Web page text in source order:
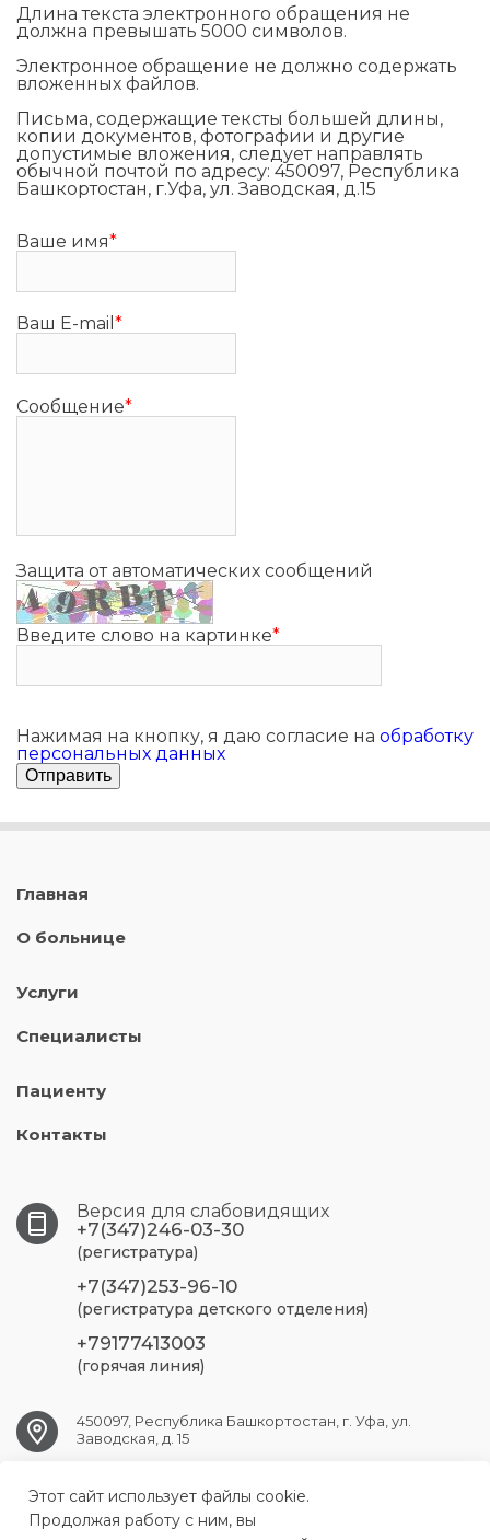
Длина текста электронного обращения не
должна превышать 5000 символов.
Электронное обращение не должно содержать
вложенных файлов.
Письма, содержащие тексты большей длины,
копии документов, фотографии и другие
допустимые вложения, следует направлять
обычной почтой по адресу: 450097, Республика
Башкортостан, г.Уфа, ул. Заводская, д.15
Ваше имя*
Ваш E-mail *
Сообщение*
Защита от автоматических сообщений
Введите слово на картинке*
Нажимая на кнопку, я даю согласие на обработку
персональных данных
Главная
О больнице
Услуги
Специалисты
Пациенту
Контакты
Версия для слабовидящих
+7(347)246-03-30
(регистратура)
+7(347)253-96-10
(регистратура детского отделения)
+79177413003
(горячая линия)
450097, Республика Башкортостан, г. Уфа, ул.
Заводская, д. 15
UFA.RSP@doctorrb.ru
Этот сайт использует файлы cookie.
Продолжая работу с ним, вы